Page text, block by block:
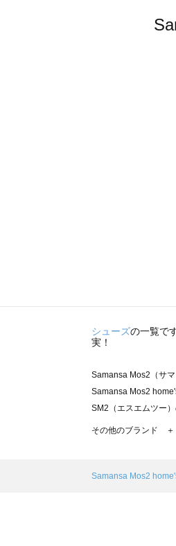
シューズの一覧です
実！
Samansa Mos2（サ
Samansa Mos2
SM2（エスエムツー
TSUHARU by
Samansa Mos2
その他のブランド ＋
Samansa Mos2